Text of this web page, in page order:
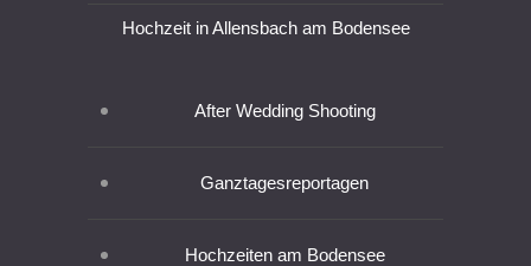
Hochzeit in Allensbach am Bodensee
After Wedding Shooting
Ganztagesreportagen
Hochzeiten am Bodensee